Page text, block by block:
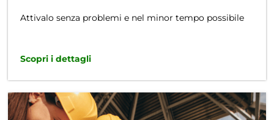
Attivalo senza problemi e nel minor tempo possibile
Scopri i dettagli